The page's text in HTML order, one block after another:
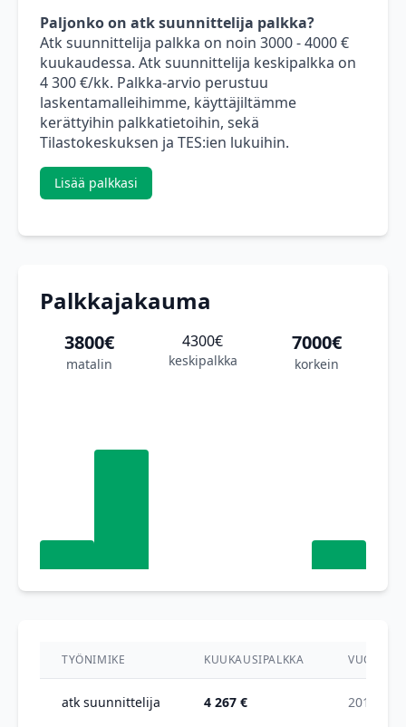
Paljonko on atk suunnittelija palkka?
Atk suunnittelija palkka on noin 3000 - 4000 €
kuukaudessa. Atk suunnittelija keskipalkka on
4 300 €/kk. Palkka-arvio perustuu
laskentamalleihimme, käyttäjiltämme
kerättyihin palkkatietoihin, sekä
Tilastokeskuksen ja TES:ien lukuihin.
Lisää palkkasi
Palkkajakauma
3800€
matalin
4300€
keskipalkka
7000€
korkein
TYÖNIMIKE KUUKAUSIPALKKA VUOSI
atk suunnittelija 4 267 € 2013